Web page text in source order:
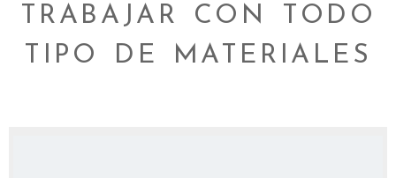
TRABAJAR CON TODO
TIPO DE MATERIALES